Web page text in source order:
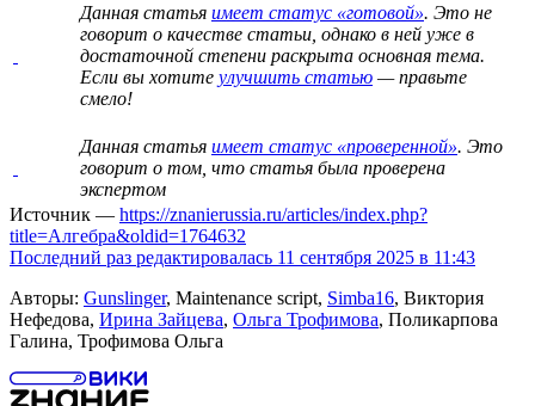
Данная статья имеет статус «готовой». Это не
говорит о качестве статьи , однако в ней уже в
достаточной степени раскрыта основная тема.
Если вы хотите улучшить статью — правьте
смело!
Данная статья имеет статус «проверенной». Это
говорит о том, что статья была проверена
экспертом
Источник — https://znanierussia.ru/articles/index.php?
title=Алгебра&oldid=1764632
Последний раз редактировалась 11 сентября 2025 в 11:43
Авторы: Gunslinger, Maintenance script, Simba16, Виктория
Нефедова, Ирина Зайцева, Ольга Трофимова, Поликарпова
Галина, Трофимова Ольга